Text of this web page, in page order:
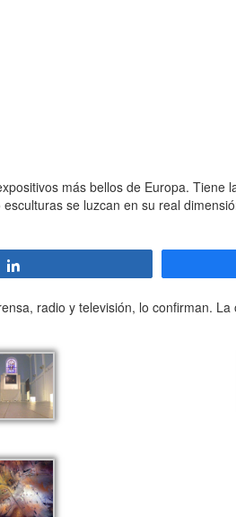
más bellos de Europa. Tiene
se luzcan en su real
radio y televisión, lo confirman.